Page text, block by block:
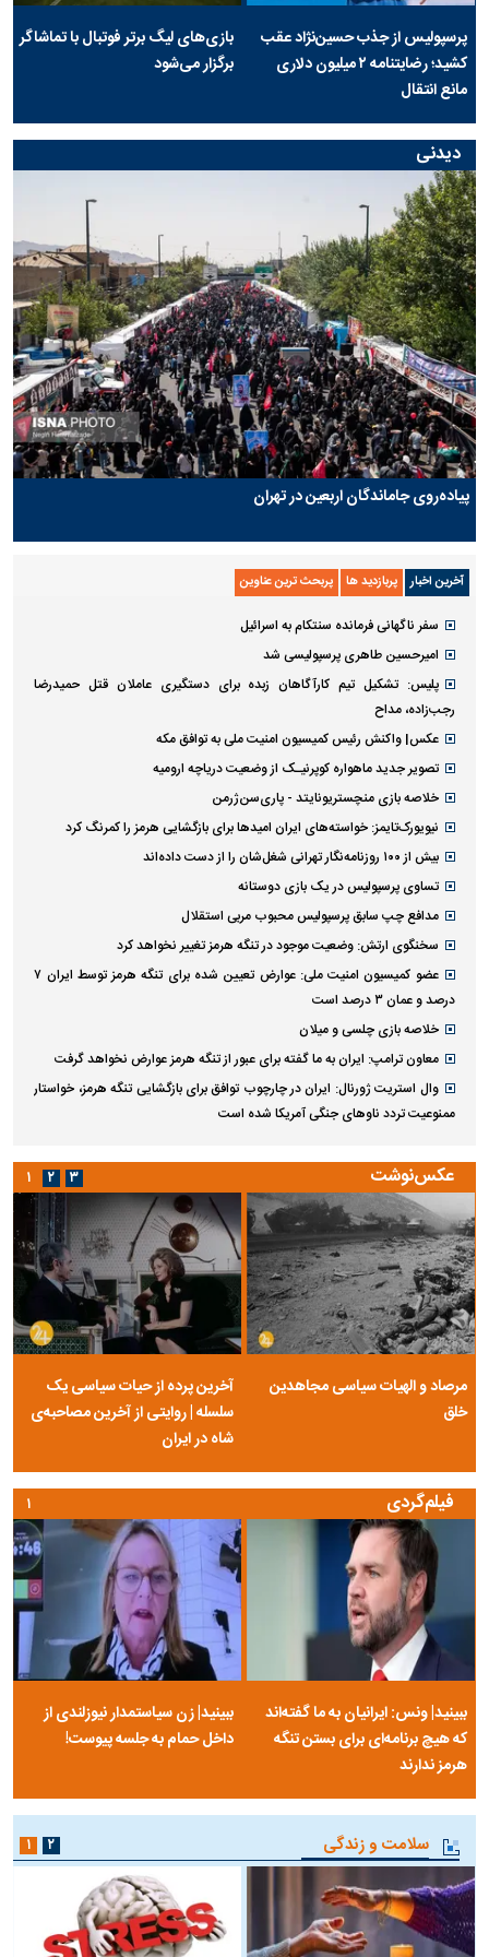
پرسپولیس از جذب حسین‌نژاد عقب
کشید؛ رضایتنامه ۲ میلیون دلاری
مانع انتقال
بازی‌های لیگ برتر فوتبال با تماشاگر
برگزار می‌شود
دیدنی
پیاده‌روی جاماندگان اربعین در تهران
آخرین اخبار پربازدید ها پربحث ترین عناوین
سفر ناگهانی فرمانده سنتکام به اسرائیل
امیرحسین طاهری پرسپولیسی شد
پلیس: تشکیل تیم کارآگاهان زبده برای دستگیری عاملان قتل حمیدرضا
رجب‌زاده، مداح
عکس| واکنش رئیس کمیسیون امنیت ملی به توافق مکه
تصویر جدید ماهواره کوپرنیـک از وضعیت دریاچه ارومیه
خلاصه بازی منچستریونایتد - پاری‌سن‌ژرمن
نیویورک‌تایمز: خواسته‌های ایران امیدها برای بازگشایی هرمز را کمرنگ کرد
بیش از ۱۰۰ روزنامه‌نگار تهرانی شغل‌شان را از دست داده‌اند
تساوی پرسپولیس در یک بازی دوستانه
مدافع چپ سابق پرسپولیس محبوب مربی استقلال
سخنگوی ارتش: وضعیت موجود در تنگه هرمز تغییر نخواهد کرد
عضو کمیسیون امنیت ملی: عوارض تعیین شده برای تنگه هرمز توسط ایران ۷
درصد و عمان ۳ درصد است
خلاصه بازی چلسی و میلان
معاون ترامپ: ایران به ما گفته برای عبور از تنگه هرمز عوارض نخواهد گرفت
وال استریت ژورنال: ایران در چارچوب توافق برای بازگشایی تنگه هرمز، خواستار
ممنوعیت تردد ناو‌های جنگی آمریکا شده است
عکس‌نوشت
مرصاد و الهیات سیاسی مجاهدین
خلق
آخرین پرده از حیات سیاسی یک
سلسله | روایتی از آخرین مصاحبه‌ی
شاه در ایران
۱ ۲ ۳
فیلم‌گردی
ببینید| ونس: ایرانیان به ما گفته‌اند
که هیچ برنامه‌ای برای بستن تنگه
هرمز ندارند
ببینید| زن سیاستمدار نیوزلندی از
داخل حمام به جلسه پیوست!
۱
سلامت و زندگی ۱ ۲